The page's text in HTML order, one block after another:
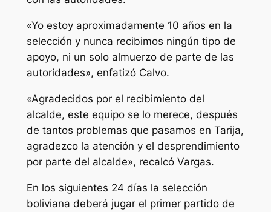
«Yo estoy aproximadamente 10 años en la
selección y nunca recibimos ningún tipo de
apoyo, ni un solo almuerzo de parte de las
autoridades», enfatizó Calvo.
«Agradecidos por el recibimiento del
alcalde, este equipo se lo merece, después
de tantos problemas que pasamos en Tarija,
agradezco la atención y el desprendimiento
por parte del alcalde», recalcó Vargas.
En los siguientes 24 días la selección
boliviana deberá jugar el primer partido de